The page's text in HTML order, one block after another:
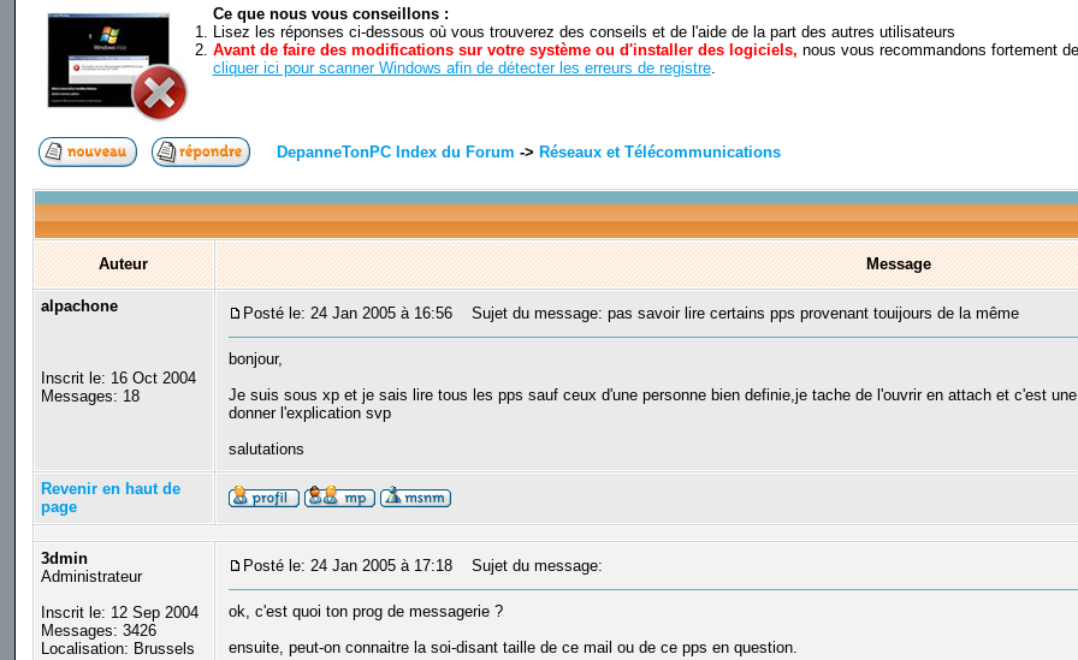
Ce que nous vous conseillons :
Lisez les réponses ci-dessous où vous trouverez des conseils et de l'aide de la part des autres utilisateurs
Avant de faire des modifications sur votre système ou d'installer des logiciels, nous vous recommandons fortement de
cliquer ici pour scanner Windows afin de détecter les erreurs de registre.
DepanneTonPC Index du Forum -> Réseaux et Télécommunications
Auteur Message
alpachone
Inscrit le: 16 Oct 2004
Messages: 18
Posté le: 24 Jan 2005 à 16:56 Sujet du message: pas savoir lire certains pps provenant touijours de la même
bonjour,
Je suis sous xp et je sais lire tous les pps sauf ceux d'une personne bien definie,je tache de l'ouvrir en attach et c'est
donner l'explication svp
salutations
Revenir en haut de
page
3dmin
Administrateur
Inscrit le: 12 Sep 2004
Messages: 3426
Localisation: Brussels
Posté le: 24 Jan 2005 à 17:18 Sujet du message:
ok, c'est quoi ton prog de messagerie ?
ensuite, peut-on connaitre la soi-disant taille de ce mail ou de ce pps en question.